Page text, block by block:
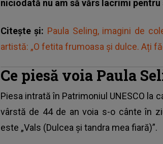
niciodată nu am să vărs lacrimi pentru
Citește și: Paula Seling, imagini de
artistă: „O fetita frumoasa și dulce. Ați
Ce piesă voia Paula
Piesa intrată în Patrimoniul UNESCO la
vârstă de 44 de an voia s-o cânte în
este „Vals (Dulcea și tandra mea fiară)”.